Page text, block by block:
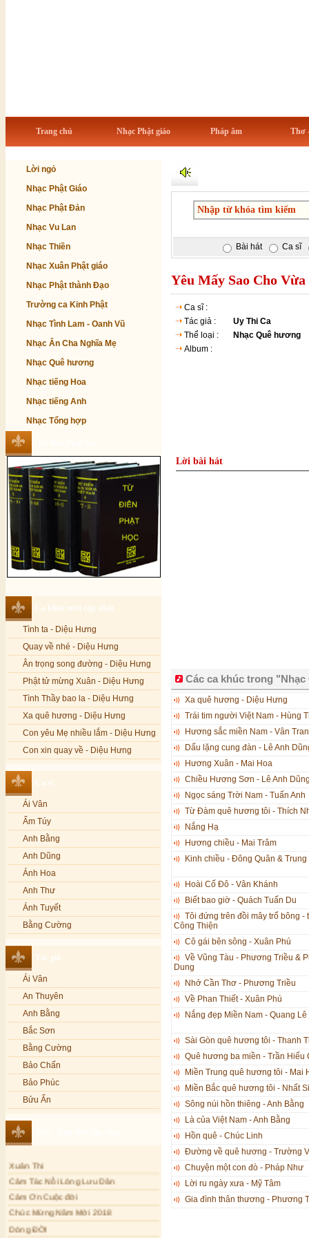
Trang chủ Nhạc Phật giáo Pháp âm Thơ
Lời ngỏ
Nhạc Phật Giáo
Nhạc Phật Đản
Nhạc Vu Lan
Nhạc Thiền
Nhạc Xuân Phật giáo
Nhạc Phật thành Đạo
Trường ca Kinh Phật
Nhạc Tình Lam - Oanh Vũ
Nhạc Ân Cha Nghĩa Mẹ
Nhạc Quê hương
Nhạc tiếng Hoa
Nhạc tiếng Anh
Nhạc Tổng hợp
Ca khúc mới cập nhật
Tình ta - Diệu Hưng
Quay về nhé - Diệu Hưng
Ân trọng song đường - Diệu Hưng
Phật tử mừng Xuân - Diệu Hưng
Tình Thầy bao la - Diệu Hưng
Xa quê hương - Diệu Hưng
Con yêu Mẹ nhiều lắm - Diệu Hưng
Con xin quay về - Diệu Hưng
Nếu xa Phật - Diệu Hưng
Tình Lam - Kim Khánh & Hoàng
Vĩnh
Xin cho con niềm tin - Kim Linh
Quán Âm Mẹ hiền - Kim Linh
Nhạc niệm Nam Mô A Di Đà Phật -
Kim Linh
Mẹ Từ Bi - Kim Linh
12 Lời nguyện của Bồ tát Quán Thế
Âm - Kim Linh
Lạy Phật Dược Sư - Kim Linh
Diệu Pháp Liên Hoa - Kim Linh
Ca sĩ
Ái Vân
Ẩm Túy
Anh Bằng
Anh Dũng
Ánh Hoa
Anh Thư
Ánh Tuyết
Bằng Cường
Bảo Yến
Bảo Yến và Khắc Dũng
Bé Minh Tú
Bé Phương Anh
Bé Xuân Mai
Bích Hồng
Bích Phượng
Bích Thảo
Bích Tuyền
Cali
Cẩm Vân
Cao Duy
Cao Minh
Châu Khánh Hà
Chế Thanh
Tác giả
Ái Vân
An Thuyên
Anh Bằng
Bắc Sơn
Bằng Cường
Bảo Chấn
Bảo Phúc
Bửu Ấn
Châu Kỳ
Chúc Hiếu
Chúc Linh
Chung Quân
Chương Đức
Xuân Thi
Cảm Tác Nỗi Lòng Lưu Dân
Cảm Ơn Cuộc đời
Chúc Mừng Năm Mới 2018
Dòng ĐỜI
Bài hát Ca sĩ
Yêu Mấy Sao Cho
Ca sĩ :
Tác giả :
Uy Thi Ca
Thể loại :
Nhạc Quê hương
Album :
Lời bài hát
Các ca khúc trong
Xa quê hương - Diệu Hưng
Trái tim người Việt Nam - Hùng
Hương sắc miền Nam - Vân
Dấu lặng cung đàn - Lê Anh
Hương Xuân - Mai Hoa
Chiều Hương Sơn - Lê Anh
Ngọc sáng Trời Nam - Tuấn Anh
Từ Đàm quê hương tôi - Thích
Nắng Hạ
Hương chiều - Mai Trâm
Kinh chiều - Đông Quân & Trung
Hoài Cố Đô - Vân Khánh
Biết bao giờ - Quách Tuấn Du
Tôi đứng trên đồi mây trổ bông -
Công Thiện
Cô gái bên sông - Xuân Phú
Về Vũng Tàu - Phương Triều &
Dung
Nhớ Cần Thơ - Phương Triều
Về Phan Thiết - Xuân Phú
Nắng đẹp Miền Nam - Quang Lê
Sài Gòn quê hương tôi - Thanh
Quê hương ba miền - Trần Hiểu
Miền Trung quê hương tôi - Mai
Miền Bắc quê hương tôi - Nhất
Sông núi hồn thiêng - Anh Bằng
Là của Việt Nam - Anh Bằng
Hồn quê - Chúc Linh
Đường về quê hương - Trường
Chuyện một con đò - Pháp Như
Lời ru ngày xưa - Mỹ Tâm
Gia đình thân thương - Phương